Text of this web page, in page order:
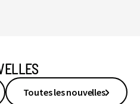
Toutes les nouvelles